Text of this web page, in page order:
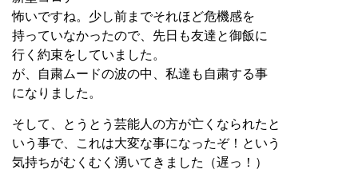
怖いですね。少し前までそれほど危機感を
持っていなかったので、先日も友達と御飯に
行く約束をしていました。
が、自粛ムードの波の中、私達も自粛する事
になりました。
そして、とうとう芸能人の方が亡くなられたと
いう事で、これは大変な事になったぞ！という
気持ちがむくむく湧いてきました（遅っ！）